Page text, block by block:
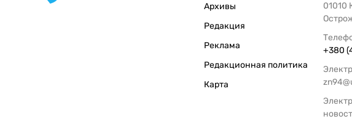
Архивы
Редакция
Реклама
Редакционная политика
Карта
01010
+380